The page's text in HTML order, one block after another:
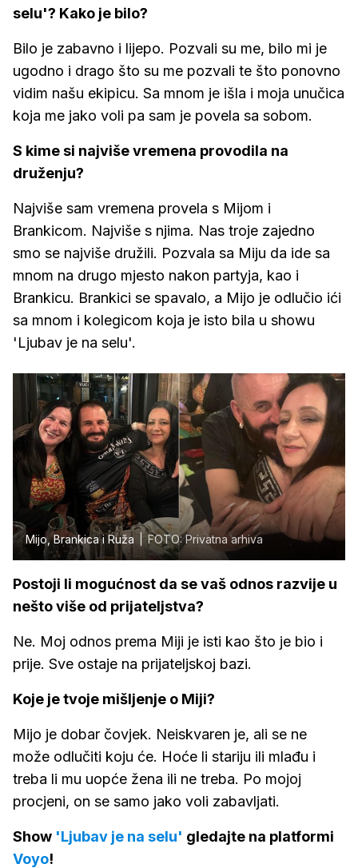
selu'? Kako je bilo?
Bilo je zabavno i lijepo. Pozvali su me, bilo mi je
ugodno i drago što su me pozvali te što ponovno
vidim našu ekipicu. Sa mnom je išla i moja unučica
koja me jako voli pa sam je povela sa sobom.
S kime si najviše vremena provodila na
druženju?
Najviše sam vremena provela s Mijom i
Brankicom. Najviše s njima. Nas troje zajedno
smo se najviše družili. Pozvala sa Miju da ide sa
mnom na drugo mjesto nakon partyja, kao i
Brankicu. Brankici se spavalo, a Mijo je odlučio ići
sa mnom i kolegicom koja je isto bila u showu
'Ljubav je na selu'.
Mijo, Brankica i Ruža FOTO: Privatna arhiva
Postoji li mogućnost da se vaš odnos razvije u
nešto više od prijateljstva?
Ne. Moj odnos prema Miji je isti kao što je bio i
prije. Sve ostaje na prijateljskoj bazi.
Koje je tvoje mišljenje o Miji?
Mijo je dobar čovjek. Neiskvaren je, ali se ne
može odlučiti koju će. Hoće li stariju ili mlađu i
treba li mu uopće žena ili ne treba. Po mojoj
procjeni, on se samo jako voli zabavljati.
Show 'Ljubav je na selu' gledajte na platformi
Voyo!